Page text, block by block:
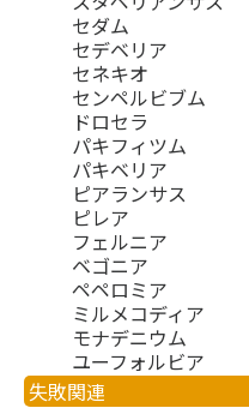
セダム
セデベリア
セネキオ
センペルビブム
ドロセラ
パキフィツム
パキベリア
ピアランサス
ピレア
フェルニア
ベゴニア
ペペロミア
ミルメコディア
モナデニウム
ユーフォルビア
失敗関連